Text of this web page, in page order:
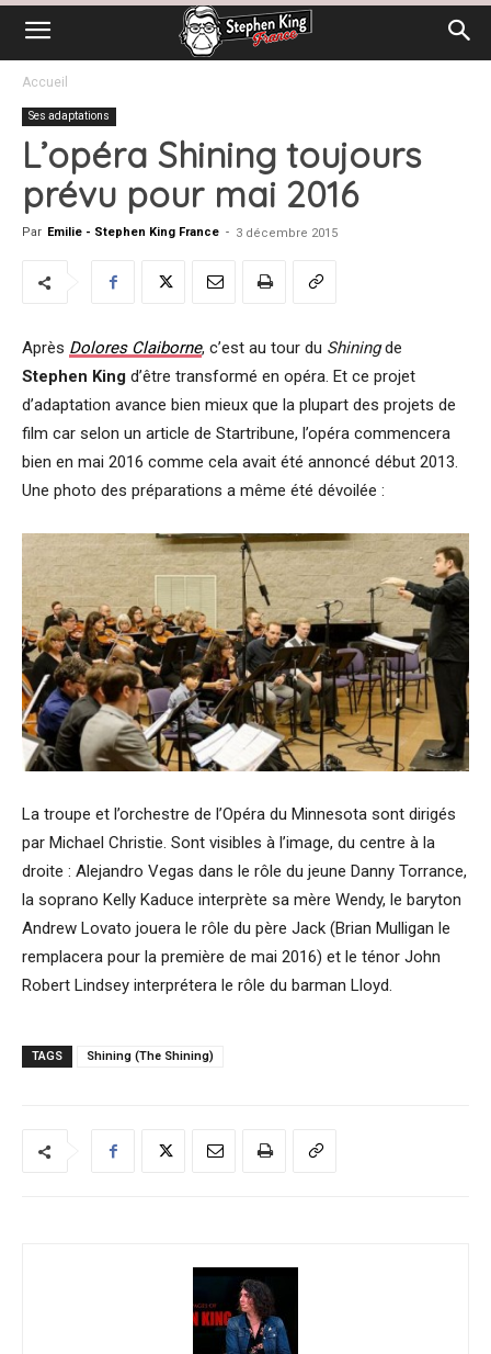
Accueil
Ses adaptations
L’opéra Shining toujours
prévu pour mai 2016
Par Emilie - Stephen King France - 3 décembre 2015
Après Dolores Claiborne, c’est au tour du Shiningde
Stephen King d’être transformé en opéra. Et ce projet
d’adaptation avance bien mieux que la plupart des projets de
film car selon un article de Startribune, l’opéra commencera
bien en mai 2016 comme cela avait été annoncé début 2013.
Une photo des préparations a même été dévoilée :
La troupe et l’orchestre de l’Opéra du Minnesota sont dirigés
par Michael Christie. Sont visibles à l’image, du centre à la
droite : Alejandro Vegas dans le rôle du jeune Danny Torrance,
la soprano Kelly Kaduce interprète sa mère Wendy, le baryton
Andrew Lovato jouera le rôle du père Jack (Brian Mulligan le
remplacera pour la première de mai 2016) et le ténor John
Robert Lindsey interprétera le rôle du barman Lloyd.
TAGS Shining (The Shining)